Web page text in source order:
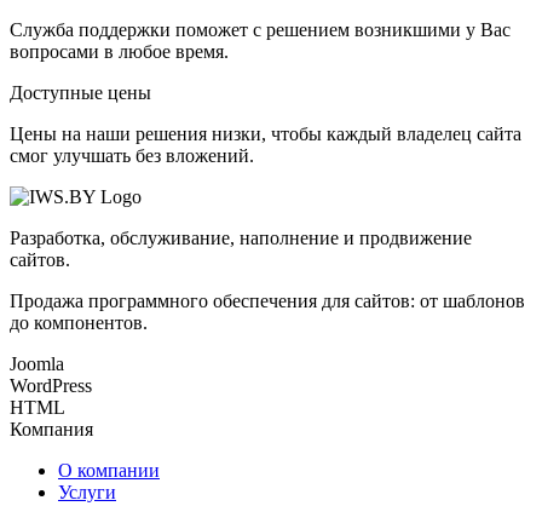
Служба поддержки поможет с решением возникшими у Вас
вопросами в любое время.
Доступные цены
Цены на наши решения низки, чтобы каждый владелец сайта
смог улучшать без вложений.
Разработка, обслуживание, наполнение и продвижение
сайтов.
Продажа программного обеспечения для сайтов: от шаблонов
до компонентов.
Joomla
WordPress
HTML
Компания
О компании
Услуги